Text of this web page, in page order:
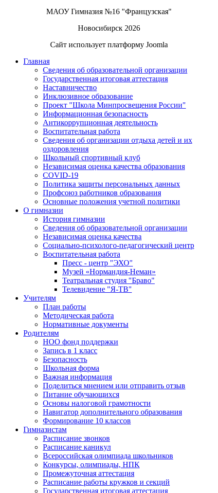
МАОУ Гимназия №16 "Французская"
Новосибирск 2026
Сайт использует платформу Joomla
Главная
Сведения об образовательной организации
Государственная итоговая аттестация
Наставничество
Инклюзивное образование
Проект "Школа Минпросвещения России"
Информационная безопасность
Антикоррупционная деятельность
Воспитательная работа
Сведения об организации отдыха детей и их
оздоровления
Школьный спортивный клуб
Независимая оценка качества образования
COVID-19
Политика защиты персональных данных
Профсоюз работников образования
Основные положения учетной политики
О гимназии
История гимназии
Сведения об образовательной организации
Независимая оценка качества
Социально-психолого-педагогический центр
Воспитательная работа
Пресс - центр "ЭХО"
Музей «Нормандия-Неман»
Театральная студия "Браво"
Телевидение "Я-ТВ"
Учителям
План работы
Методическая работа
Нормативные документы
Родителям
НОО фонд поддержки
Запись в 1 класс
Безопасность
Школьная форма
Важная информация
Поделиться мнением или отправить отзыв
Питание обучающихся
Основы налоговой грамотности
Навигатор дополнительного образования
Формирование 10 классов
Гимназистам
Расписание звонков
Расписание каникул
Всероссийская олимпиада школьников
Конкурсы, олимпиады, НПК
Промежуточная аттестация
Расписание работы кружков и секций
Государственная итоговая аттестация